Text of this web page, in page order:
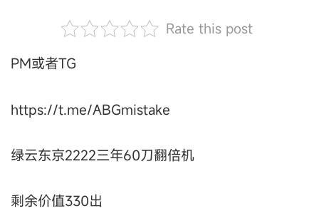
Rate this post
PM或者TG
https://t.me/ABGmistake
绿云东京2222三年60刀翻倍机
剩余价值330出